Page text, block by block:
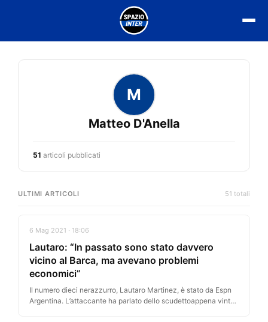
M
Matteo D'Anella
51 articoli pubblicati
ULTIMI ARTICOLI 51 totali
6 Mag 2021 · 18:06
Lautaro: “In passato sono stato davvero
vicino al Barca, ma avevano problemi
economici”
Il numero dieci nerazzurro, Lautaro Martinez, è stato da Espn
Argentina. L’attaccante ha parlato dello scudettoappena vinto